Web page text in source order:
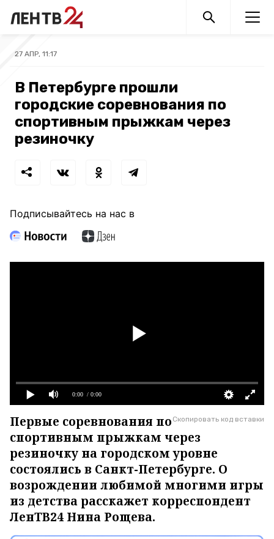
27 АПР, 11:17
В Петербурге прошли
городские соревнования по
спортивным прыжкам через
резиночку
Подписывайтесь на нас в
0:00 / 0:00
Скопировать код вставки
Первые соревнования по
спортивным прыжкам через
резиночку на городском уровне
состоялись в Санкт-Петербурге. О
возрождении любимой многими игры
из детства расскажет корреспондент
ЛенТВ24 Нина Рощева.